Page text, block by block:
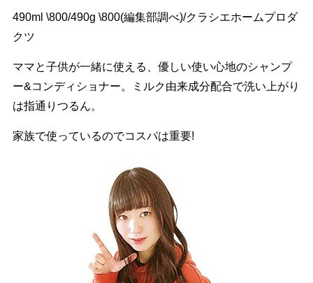
490ml \800/490g \800(編集部調べ)/クラシエホームプロダ
クツ
ママと子供が一緒に使える、優しい使い心地のシャンプ
ー&コンディショナー。ミルク由来成分配合で洗い上がり
は指通りつるん。
家族で使っているのでコスパは重要!